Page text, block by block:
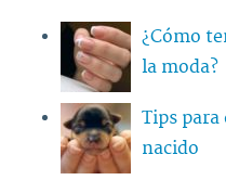
¿Cómo
la moda?
Tips para
nacido